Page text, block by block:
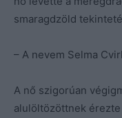
smaragdzöld
– A nevem Selma
A nő szigorúan
alulöltözöttnek